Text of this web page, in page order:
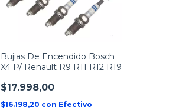
Bujias De Encendido Bosch
X4 P/ Renault R9 R11 R12 R19
$17.998,00
$16.198,20 con Efectivo